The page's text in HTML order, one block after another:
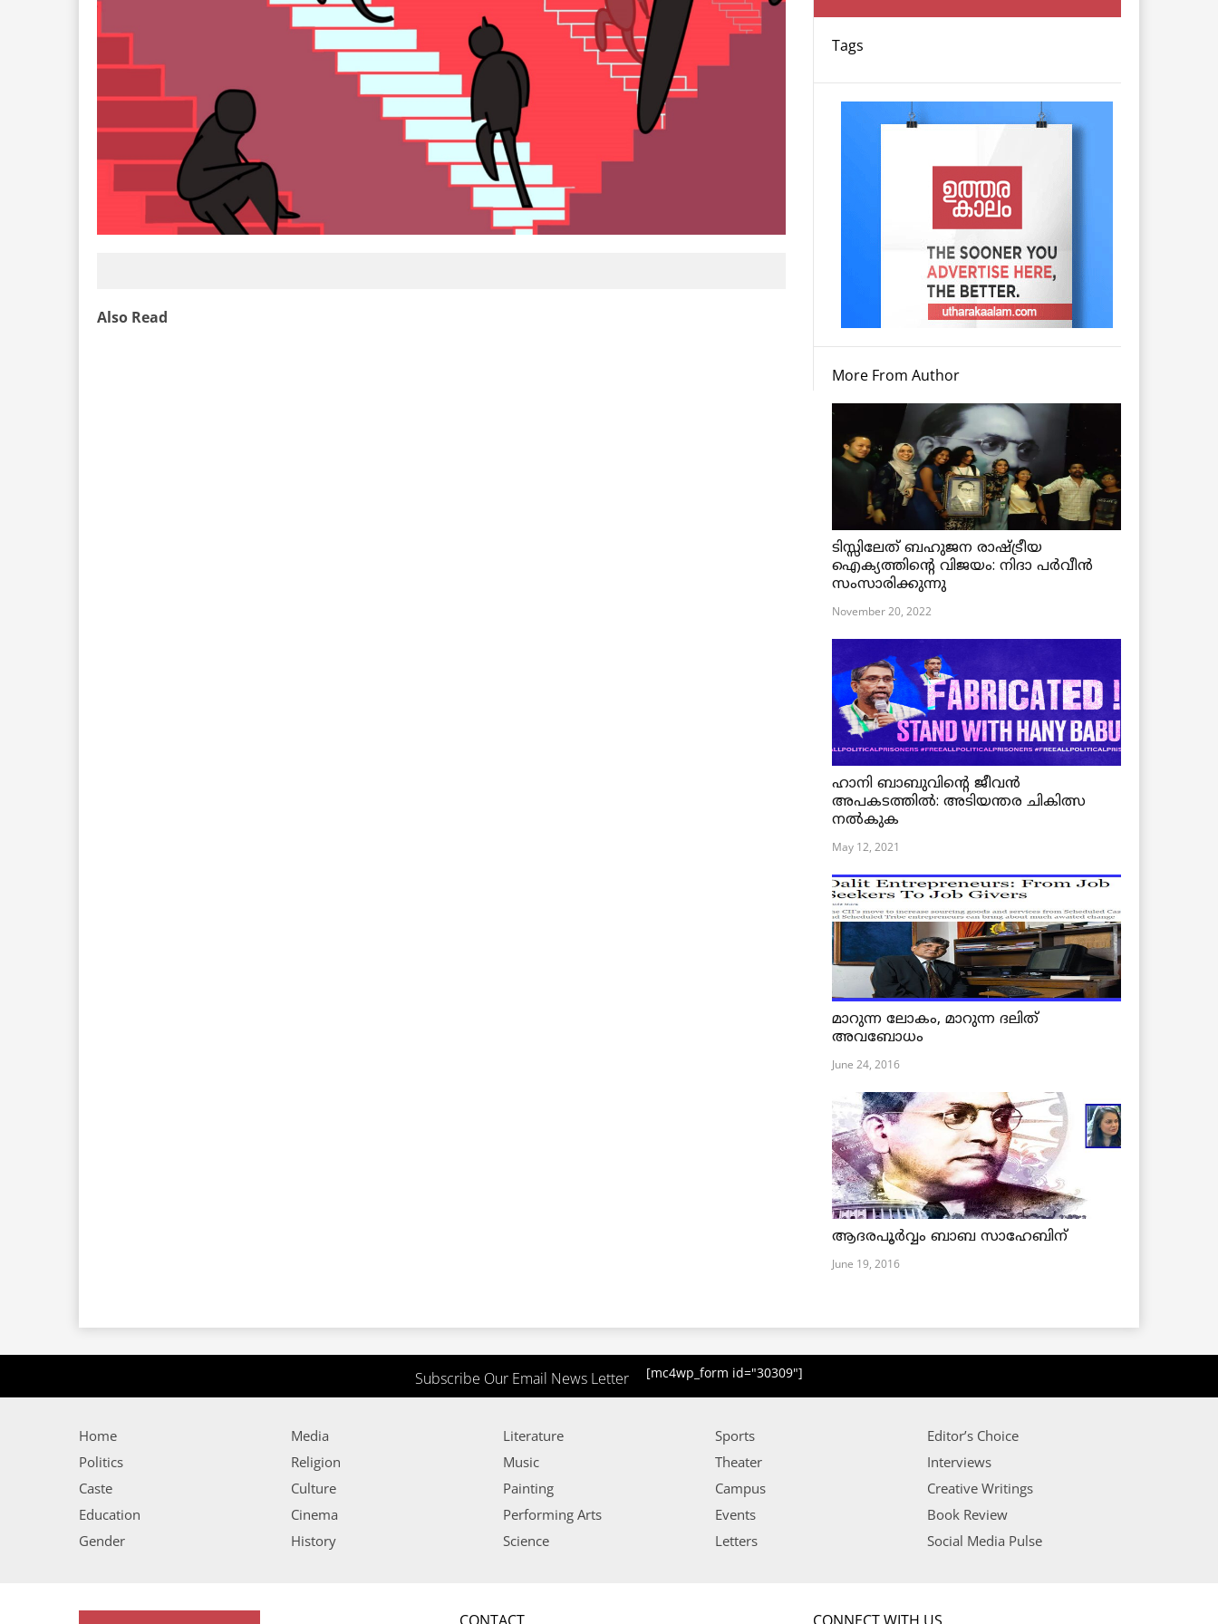
Also Read
Tags
More From Author
ടിസ്സിലേത് ബഹുജന രാഷ്ട്രീയ
ഐക്യത്തിന്റെ വിജയം: നിദാ പർവീൻ
സംസാരിക്കുന്നു
November 20, 2022
ഹാനി ബാബുവിന്റെ ജീവൻ
അപകടത്തിൽ: അടിയന്തര ചികിത്സ
നൽകുക
May 12, 2021
മാറുന്ന ലോകം, മാറുന്ന ദലിത്
അവബോധം
June 24, 2016
ആദരപൂര്‍വ്വം ബാബ സാഹേബിന്
June 19, 2016
Subscribe Our Email News Letter [mc4wp_form id="30309"]
Home
Politics
Caste
Education
Gender
Media
Religion
Culture
Cinema
History
Literature
Music
Painting
Performing Arts
Science
Sports
Theater
Campus
Events
Letters
Editor’s Choice
Interviews
Creative Writings
Book Review
Social Media Pulse